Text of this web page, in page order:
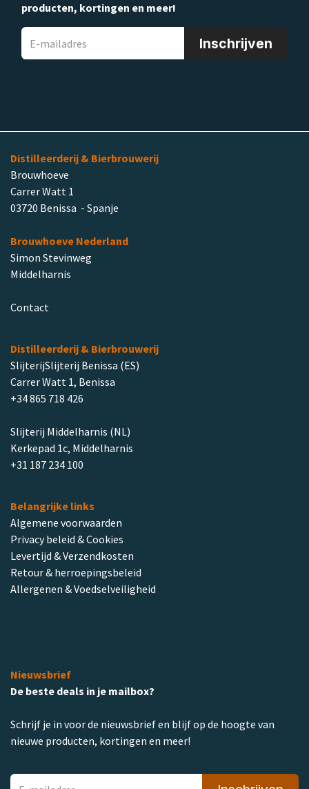
producten, kortingen en meer!
Inschrijven
Distilleerderij & Bierbrouwerij
Brouwhoeve
Carrer Watt 1
03720 Benissa - Spanje
Brouwhoeve Nederland
Simon Stevinweg
Middelharnis
Contact
Distilleerderij & Bierbrouwerij
SlijterijSlijterij Benissa (ES)
Carrer Watt 1, Benissa
+34 865 718 426
Slijterij Middelharnis (NL)
Kerkepad 1c, Middelharnis
+31 187 234 100
Belangrijke links
Algemene voorwaarden
Privacy beleid & Cookies
Levertijd & Verzendkosten
Retour & herroepingsbeleid
Allergenen & Voedselveiligheid
Nieuwsbrief
De beste deals in je mailbox?
Schrijf je in voor de nieuwsbrief en blijf op de hoogte van
nieuwe producten, kortingen en meer!